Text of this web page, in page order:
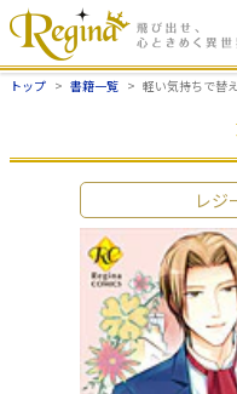
トップ 書籍一覧 軽い気持ちで替
レジ